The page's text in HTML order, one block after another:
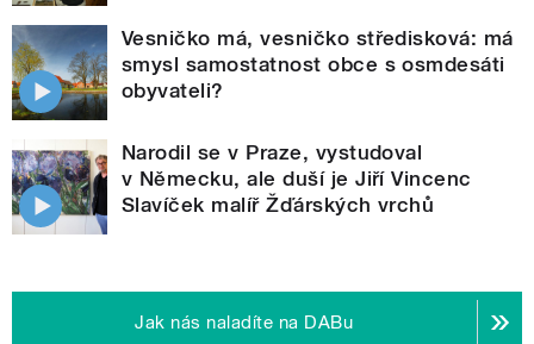
Vesničko má, vesničko středisková: má
smysl samostatnost obce s osmdesáti
obyvateli?
Narodil se v Praze, vystudoval
v Německu, ale duší je Jiří Vincenc
Slavíček malíř Žďárských vrchů
Jak nás naladíte na DABu